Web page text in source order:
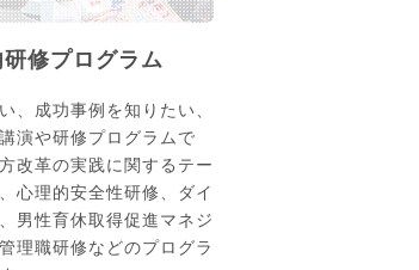
修プログラム
、成功事例を知りたい、
演や研修プログラムで
改革の実践に関するテー
心理的安全性研修、ダイ
男性育休取得促進マネジ
理職研修などのプログラ